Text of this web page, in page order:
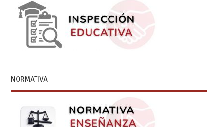
NORMATIVA